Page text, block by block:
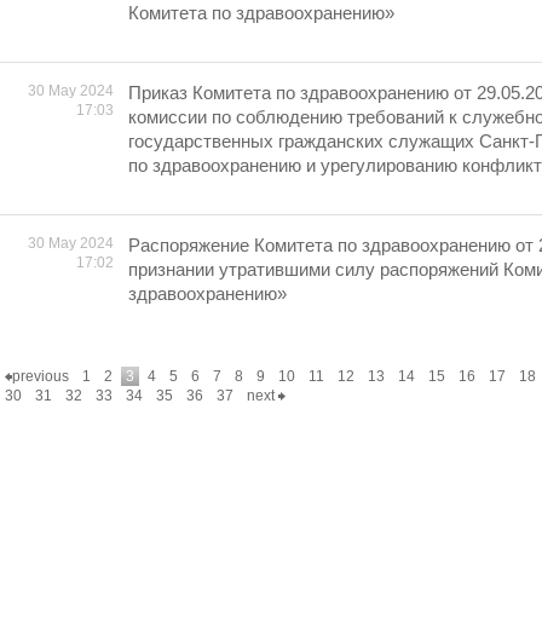
Комитета по здравоохранению»
30 May 2024
17:03
Приказ Комитета по здравоохранению от
комиссии по соблюдению требований к
государственных гражданских служащих Санкт-
по здравоохранению и урегулированию
30 May 2024
17:02
Распоряжение Комитета по здравоохранению
признании утратившими силу распоряжений
здравоохранению»
previous 1 2 3 4 5 6 7 8 9 10 11 12 13 14 15 16 17
18
30
31 32 33 34 35 36 37 next